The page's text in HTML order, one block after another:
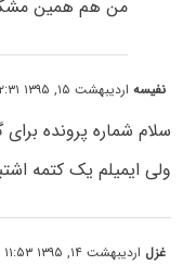
من هم همین مشکل
نفیسهاردیبهشت ۱۵, ۱۳۹۵ at ۲:۳۱ ب٫ظ
سلام شماره پرونده
ولی ایمیلم یک کتمه
غزل اردیبهشت ۱۴, ۱۳۹۵ at ۱۱:۵۳ ب٫ظ